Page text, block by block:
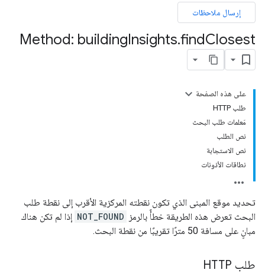
إرسال ملاحظات
Method: buildingInsights.findClosest
على هذه الصفحة
طلب HTTP
مَعلمات طلب البحث
نص الطلب
نص الاستجابة
نطاقات الأذونات
تحديد موقع المبنى الذي تكون نقطته المركزية الأقرب إلى نقطة طلب
البحث تعرض هذه الطريقة خطأً بالرمز NOT_FOUND إذا لم تكن هناك
مبانٍ على مسافة 50 مترًا تقريبًا من نقطة البحث.
طلب HTTP